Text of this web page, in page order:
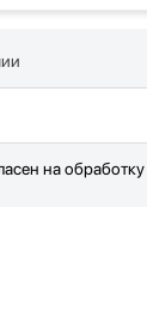
на обработку